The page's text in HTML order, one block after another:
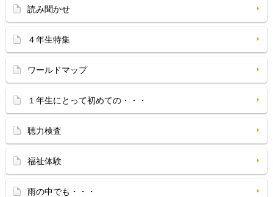
読み聞かせ
４年生特集
ワールドマップ
１年生にとって初めての・・・
聴力検査
福祉体験
雨の中でも・・・